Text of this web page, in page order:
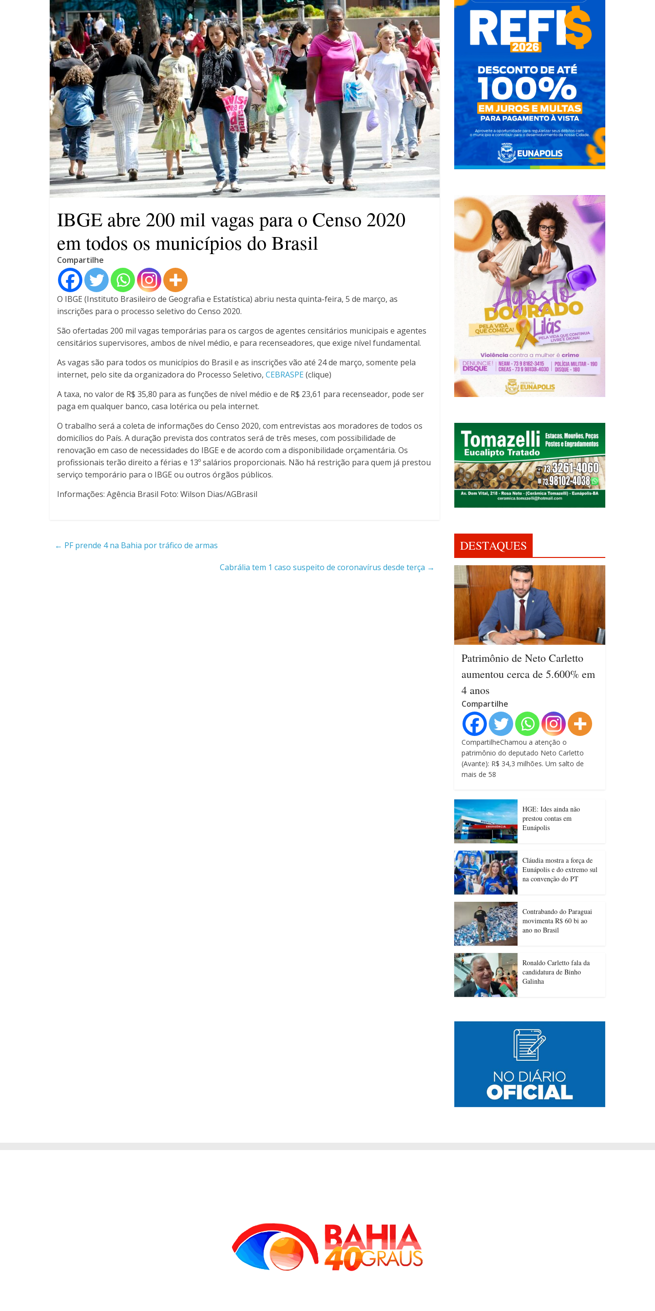
Binho Galinha tem candidatura
impugnada pelo Ministério
Público Eleitoral
Nikolas Ferreira declara ao TSE
patrimônio 10.400% maior que
em 2022
Máfia das canetas
emagrecedoras na mira da
polícia
IBGE abre 200 mil vagas para o Censo 2020
em todos os municípios do Brasil
Compartilhe
O IBGE (Instituto Brasileiro de Geografia e Estatística) abriu nesta quinta-feira, 5 de março, as
inscrições para o processo seletivo do Censo 2020.
São ofertadas 200 mil vagas temporárias para os cargos de agentes censitários municipais e agentes
censitários supervisores, ambos de nível médio, e para recenseadores, que exige nível fundamental.
As vagas são para todos os municípios do Brasil e as inscrições vão até 24 de março, somente pela
internet, pelo site da organizadora do Processo Seletivo, CEBRASPE(clique)
A taxa, no valor de R$ 35,80 para as funções de nível médio e de R$ 23,61 para recenseador, pode ser
paga em qualquer banco, casa lotérica ou pela internet.
O trabalho será a coleta de informações do Censo 2020, com entrevistas aos moradores de todos os
domicílios do País. A duração prevista dos contratos será de três meses, com possibilidade de
renovação em caso de necessidades do IBGE e de acordo com a disponibilidade orçamentária. Os
profissionais terão direito a férias e 13º salários proporcionais. Não há restrição para quem já prestou
serviço temporário para o IBGE ou outros órgãos públicos.
Informações: Agência Brasil Foto: Wilson Dias/AGBrasil
← PF prende 4 na Bahia por tráfico de armas
Cabrália tem 1 caso suspeito de coronavírus desde terça →
DESTAQUES
Patrimônio de Neto Carletto
aumentou cerca de 5.600% em
4 anos
Compartilhe
CompartilheChamou a atenção o
patrimônio do deputado Neto Carletto
(Avante): R$ 34,3 milhões. Um salto de
mais de 58
HGE: Ides ainda não
prestou contas em
Eunápolis
Cláudia mostra a força de
Eunápolis e do extremo sul
na convenção do PT
Contrabando do Paraguai
movimenta R$ 60 bi ao
ano no Brasil
Ronaldo Carletto fala da
candidatura de Binho
Galinha